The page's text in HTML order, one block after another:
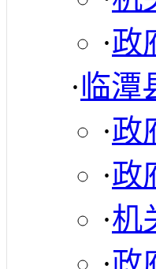
·政
·临潭
·政
·政
·机